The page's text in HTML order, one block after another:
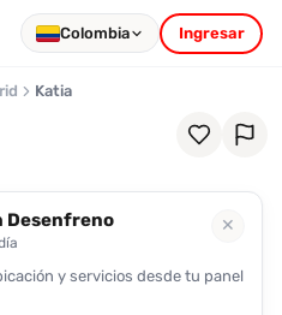
Colombia Ingresar
Katia
Desenfreno ✕
y servicios desde tu panel